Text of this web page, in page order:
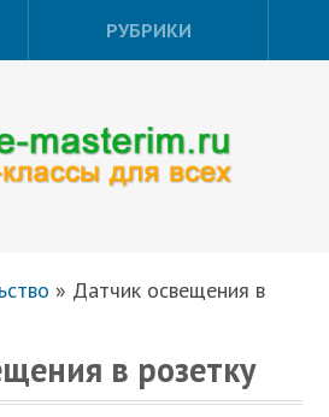
РУБРИКИ
» Датчик освещения в
в розетку